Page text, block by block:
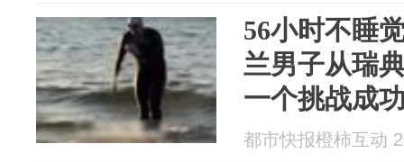
56小时不睡
兰男子从瑞
一个挑战成
都市快报橙柿互动